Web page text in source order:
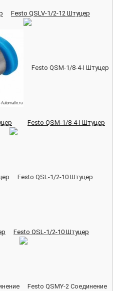
Festo QSLV-1/2-12 Штуцер
Festo QSM-1/8-4-I Штуцер
Festo QSL-1/2-10 Штуцер